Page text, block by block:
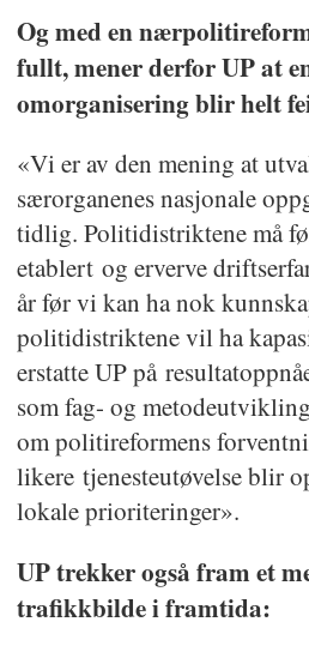
Og med en
fullt, mener derfor UP at
omorganisering blir helt
«Vi er av den mening at
særorganenes nasjonale
tidlig. Politidistriktene må
etablert og erverve
år før vi kan ha nok
politidistriktene vil ha
erstatte UP på
som fag- og
om politireformens
likere tjenesteutøvelse blir
lokale prioriteringer».
UP trekker også fram et
trafikkbilde i framtida: